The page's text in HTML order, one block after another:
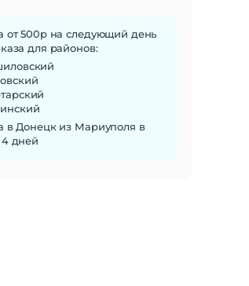
от 500р на следующий день
для районов:
в Донецк из Мариуполя в
4 дней